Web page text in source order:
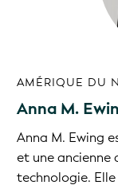
AMÉRIQUE DU
Anna M.
Anna M. Ewing
et une ancienne
technologie.